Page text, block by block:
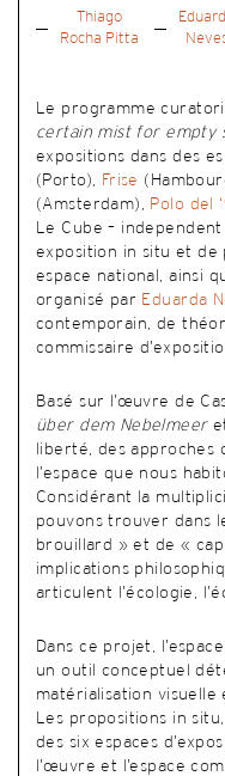
Thiago
Rocha Pitta
Le programme
certain mist for empty
expositions dans des
(Porto),
Frise
(Amsterdam), Polo del
Le Cube –
exposition in situ et de
espace national, ainsi
organisé par Eduarda
contemporain, de
commissaire
Basé sur l’œuvre de
über dem Nebelmeeret
liberté, des approches
l’espace que nous
Considérant la
pouvons trouver dans
brouillard » et de «
implications
articulent l’écologie,
Dans ce projet,
un outil conceptuel
matérialisation
Les propositions in
des six espaces
l’œuvre et l’espace